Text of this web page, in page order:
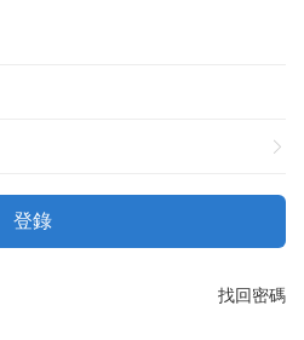
登錄
找回密碼